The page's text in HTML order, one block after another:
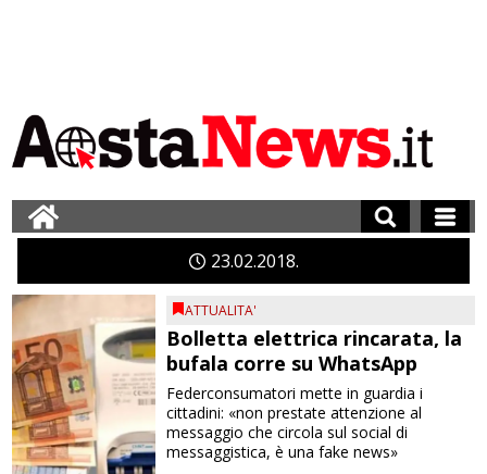
2302 2018
ATTUALITA'
Bolletta elettrica rincarata, la
bufala corre su WhatsApp
Federconsumatori mette in guardia i
cittadini: «non prestate attenzione al
messaggio che circola sul social di
messaggistica, è una fake news»